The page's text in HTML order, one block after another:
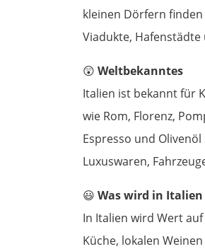
kleinen Dörfern
Viadukte,
😲 Weltbekanntes
Italien ist bekannt für
wie Rom, Florenz,
Espresso und
Luxuswaren,
😃 Was wird in
In Italien wird Wert
Küche, lokalen